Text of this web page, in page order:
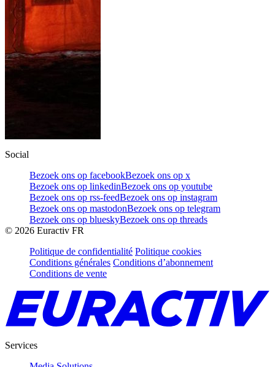
Social
Bezoek ons op facebookBezoek ons op x
Bezoek ons op linkedinBezoek ons op youtube
Bezoek ons op rss-feedBezoek ons op instagram
Bezoek ons op mastodonBezoek ons op telegram
Bezoek ons op blueskyBezoek ons op threads
© 2026 Euractiv FR
Politique de confidentialité Politique cookies
Conditions générales Conditions d’abonnement
Conditions de vente
Services